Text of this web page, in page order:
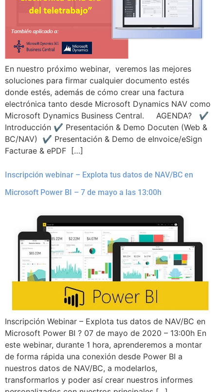
En nuestro próximo webinar, veremos las mejores
soluciones para firmar cualquier documento estés
donde estés, además de cómo crear una factura
electrónica tanto desde Microsoft Dynamics NAV como
Microsoft Dynamics Business Central. AGENDA? ✔
Introducción ✔ Presentación & Demo Docuten (Web &
BC/NAV) ✔ Presentación & Demo de eInvoice/eSign
Facturae & ePDF […]
Inscripción webinar – Explota tus datos de NAV/BC en
Microsoft Power BI – 7 de mayo a las 13:00h
Inscripción Webinar – Explota tus datos de NAV/BC en
Microsoft Power BI ? 07 de mayo de 2020 – 13:00h En
este webinar, durante 1 hora, aprenderemos a montar
de forma rápida una conexión desde Power BI a
nuestros datos de NAV/BC, a modelarlos,
transformarlos y poder así crear nuestros informes